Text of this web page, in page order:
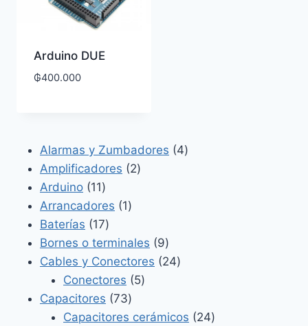
Arduino DUE
₲400.000
Alarmas y Zumbadores 44
Amplificadores 22
Arduino 1111
productos
Arrancadores 11
Baterías 1717
productos
Bornes o terminales 99
productos
Cables y Conectores 2424
Conectores 55
Capacitores 7373
productos
Capacitores cerámicos 2424